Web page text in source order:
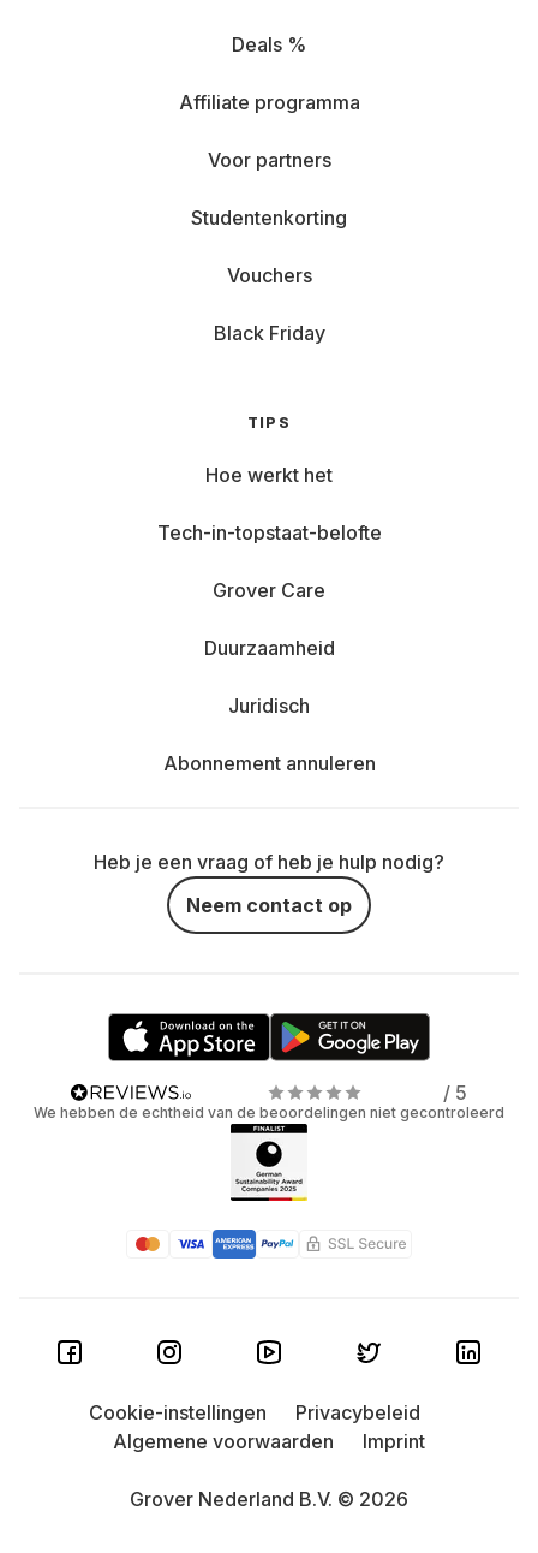
Deals %
Affiliate programma
Voor partners
Studentenkorting
Vouchers
Black Friday
TIPS
Hoe werkt het
Tech-in-topstaat-belofte
Grover Care
Duurzaamheid
Juridisch
Abonnement annuleren
Heb je een vraag of heb je hulp nodig?
Neem contact op
/ 5
We hebben de echtheid van de beoordelingen niet gecontroleerd
Grover Nederland B.V. © 2026
Cookie-instellingen
Privacybeleid
Algemene voorwaarden
Imprint